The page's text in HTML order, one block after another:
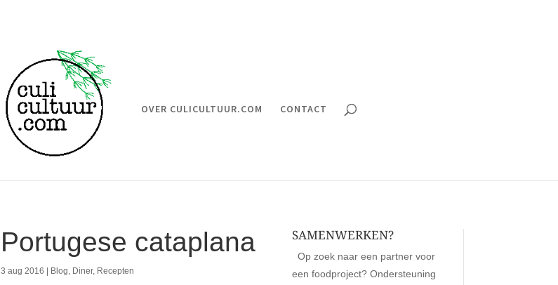
OVER CULICULTUUR.COM CONTACT
Portugese cataplana
3 aug 2016 Blog, Diner, Recepten
SAMENWERKEN?
Op zoek naar een partner voor
een foodproject? Ondersteuning